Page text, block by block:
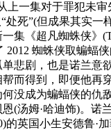
上一集对于罪犯未审
处死”(但成果其实一
集《超凡蜘蛛侠》
2012 蜘蛛侠取蝙蝠
悲剧，也是诺兰意
而得到，即便他再
没成为蝙蝠侠的仇
(汤姆·哈迪饰)。诺
的英国小生安德鲁·